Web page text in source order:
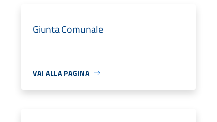
Giunta Comunale
VAI ALLA PAGINA